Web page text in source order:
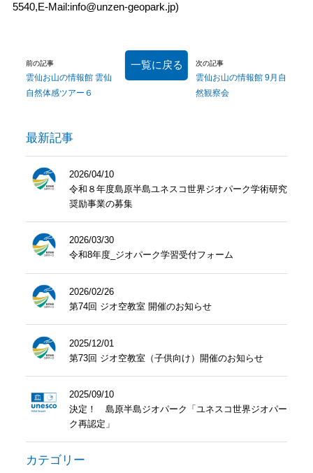
5540,E-Mail:info@unzen-geopark.jp)
前の記事
雲仙お山の情報館 雲仙
自然体感ツアー６
次の記事
雲仙お山の情報館 9月自
然観察会
一覧に戻る
最新記事
2026/04/10
令和８年度島原半島ユネスコ世界ジオパーク学術研究
奨励事業の募集
2026/03/30
令和8年度_ジオパーク学習受付フォーム
2026/02/26
第74回 ジオ空教室 開催のお知らせ
2025/12/01
第73回 ジオ空教室（子供向け）開催のお知らせ
2025/09/10
決定！ 島原半島ジオパーク「ユネスコ世界ジオパー
ク再認定」
カテゴリー